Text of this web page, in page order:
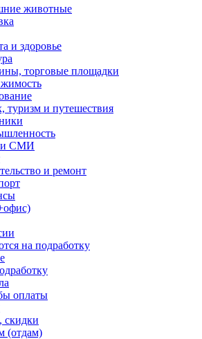
животные
и здоровье
торговые площадки
туризм и путешествия
и СМИ
и ремонт
на подработку
оплаты
скидки
(отдам)